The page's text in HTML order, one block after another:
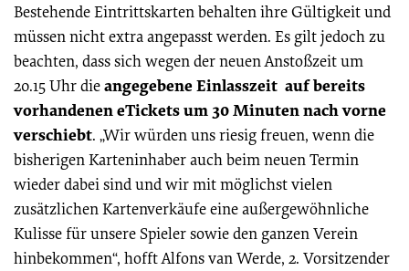
Bestehende Eintrittskarten behalten ihre Gültigkeit und
müssen nicht extra angepasst werden. Es gilt jedoch zu
beachten, dass sich wegen der neuen Anstoßzeit um
20.15 Uhr dieangegebene Einlasszeit auf bereits
vorhandenen eTickets um 30 Minuten nach vorne
verschiebt. „Wir würden uns riesig freuen, wenn die
bisherigen Karteninhaber auch beim neuen Termin
wieder dabei sind und wir mit möglichst vielen
zusätzlichen Kartenverkäufe eine außergewöhnliche
Kulisse für unsere Spieler sowie den ganzen Verein
hinbekommen“, hofft Alfons van Werde, 2. Vorsitzender